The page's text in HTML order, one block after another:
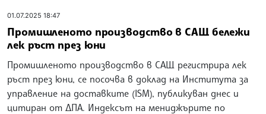
01.07.2025 18:47
Промишленото производство в САЩ бележи
лек ръст през юни
Промишленото производство в САЩ регистрира лек
ръст през юни, се посочва в доклад на Института за
управление на доставките (ISM), публикуван днес и
цитиран от ДПА. Индексът на мениджърите по